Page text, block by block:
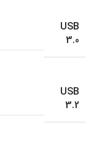
USB
3.0
USB
3.2